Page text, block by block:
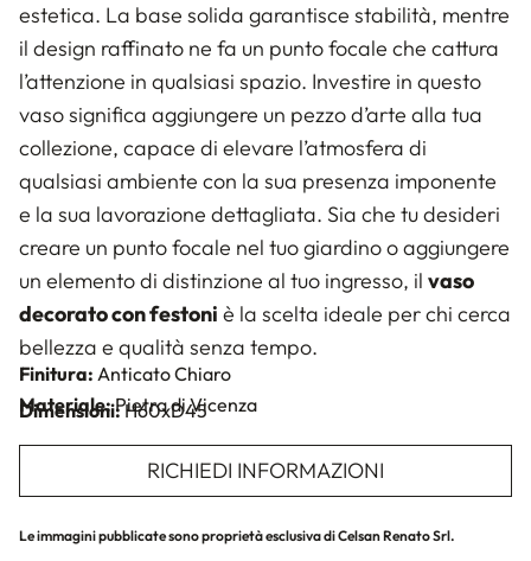
estetica. La base solida garantisce stabilità, mentre
il design raffinato ne fa un punto focale che cattura
l’attenzione in qualsiasi spazio. Investire in questo
vaso significa aggiungere un pezzo d’arte alla tua
collezione, capace di elevare l’atmosfera di
qualsiasi ambiente con la sua presenza imponente
e la sua lavorazione dettagliata. Sia che tu desideri
creare un punto focale nel tuo giardino o aggiungere
un elemento di distinzione al tuo ingresso, il vaso
decorato con festoni è la scelta ideale per chi cerca
bellezza e qualità senza tempo.
Finitura: Anticato Chiaro
Materiale:Pietra di Vicenza
Dimensioni:H60xD45
RICHIEDI INFORMAZIONI
Le immagini pubblicate sono proprietà esclusiva di Celsan Renato Srl.